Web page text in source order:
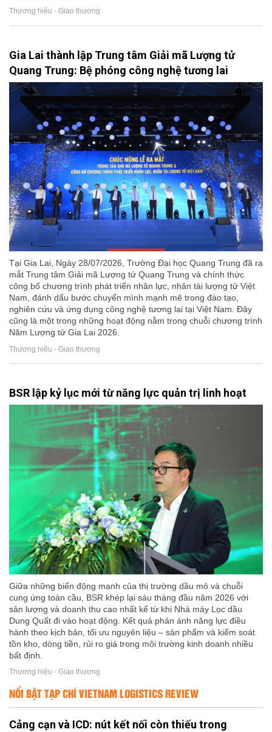
Thương hiệu - Giao thương
Gia Lai thành lập Trung tâm Giải mã Lượng tử
Quang Trung: Bệ phóng công nghệ tương lai
Tại Gia Lai, Ngày 28/07/2026, Trường Đại học Quang Trung đã ra
mắt Trung tâm Giải mã Lượng tử Quang Trung và chính thức
công bố chương trình phát triển nhân lực, nhân tài lượng tử Việt
Nam, đánh dấu bước chuyển mình mạnh mẽ trong đào tạo,
nghiên cứu và ứng dụng công nghệ tương lai tại Việt Nam. Đây
cũng là một trong những hoạt động nằm trong chuỗi chương trình
Năm Lượng tử Gia Lai 2026.
Thương hiệu - Giao thương
BSR lập kỷ lục mới từ năng lực quản trị linh hoạt
Giữa những biến động mạnh của thị trường dầu mỏ và chuỗi
cung ứng toàn cầu, BSR khép lại sáu tháng đầu năm 2026 với
sản lượng và doanh thu cao nhất kể từ khi Nhà máy Lọc dầu
Dung Quất đi vào hoạt động. Kết quả phản ánh năng lực điều
hành theo kịch bản, tối ưu nguyên liệu – sản phẩm và kiểm soát
tồn kho, dòng tiền, rủi ro giá trong môi trường kinh doanh nhiều
bất định.
Thương hiệu - Giao thương
NỔI BẬT TẠP CHÍ VIETNAM LOGISTICS REVIEW
Cảng cạn và ICD: nút kết nối còn thiếu trong